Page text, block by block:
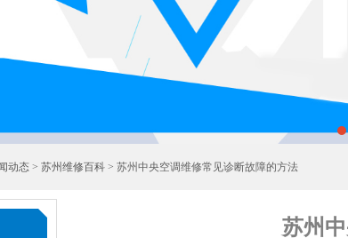
动态 > 苏州维修百科 > 苏州中央空调维修常见诊断故障的方法
苏州